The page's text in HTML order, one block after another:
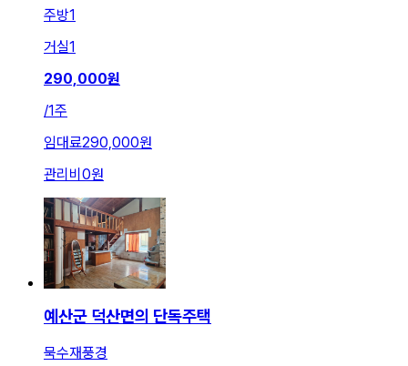
주방1
거실1
290,000원
/1주
임대료290,000원
관리비 0원
예산군 덕산면의 단독주택
묵수재풍경